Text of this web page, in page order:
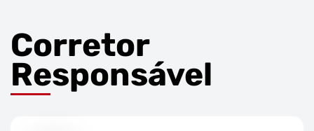
Corretor
Responsável